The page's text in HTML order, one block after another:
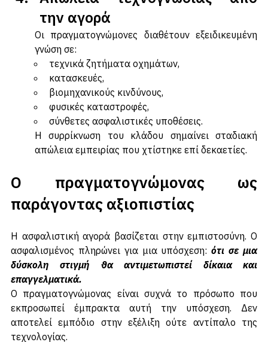
Απώλεια τεχνογνωσίας από
την αγορά
Οι πραγματογνώμονες διαθέτουν εξειδικευμένη
γνώση σε:
τεχνικά ζητήματα οχημάτων,
κατασκευές,
βιομηχανικούς κινδύνους,
φυσικές καταστροφές,
σύνθετες ασφαλιστικές υποθέσεις.
Η συρρίκνωση του κλάδου σημαίνει σταδιακή
Ο πραγματογνώμονας ως
παράγοντας αξιοπιστίας
Η ασφαλιστική αγορά βασίζεται στην εμπιστοσύνη. Ο
ασφαλισμένος πληρώνει για μια υπόσχεση: ότι σε μια
δύσκολη στιγμή θα αντιμετωπιστεί δίκαια και
επαγγελματικά.
Ο πραγματογνώμονας είναι συχνά το πρόσωπο που
εκπροσωπεί έμπρακτα αυτή την υπόσχεση. Δεν
αποτελεί εμπόδιο στην εξέλιξη ούτε αντίπαλο της